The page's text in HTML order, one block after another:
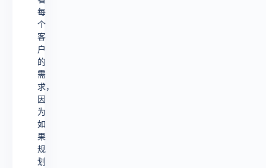
每
个
客
户
的
需
求，
因
为
如
果
规
划